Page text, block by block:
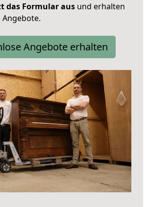
das Formular aus und erhalten
Angebote.
Angebote erhalten